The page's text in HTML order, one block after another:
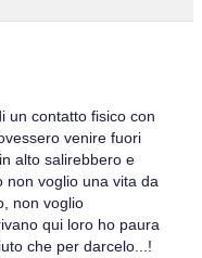
un contatto fisico con
venire fuori
alto salirebbero e
non voglio una vita da
non voglio
qui loro ho paura
che per darcelo...!